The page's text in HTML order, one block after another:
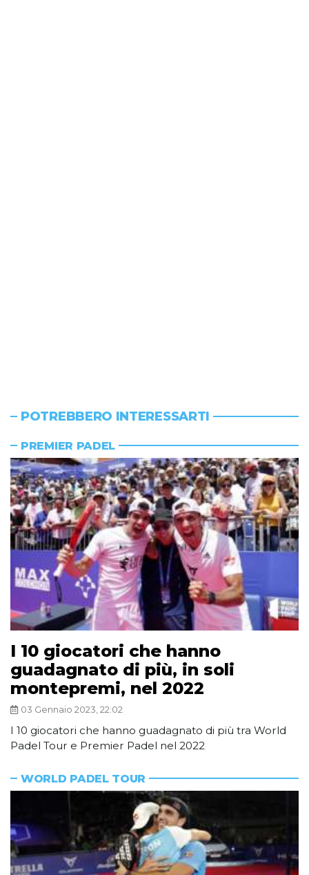
POTREBBERO INTERESSARTI
PREMIER PADEL
I 10 giocatori che hanno
guadagnato di più, in soli
montepremi, nel 2022
03 Gennaio 2023, 22:02
I 10 giocatori che hanno guadagnato di più tra World
Padel Tour e Premier Padel nel 2022
WORLD PADEL TOUR